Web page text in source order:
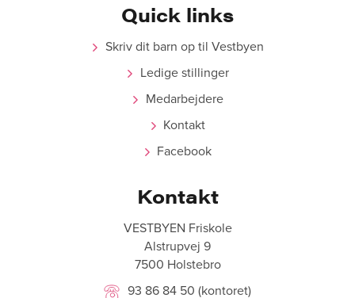
Quick links
Skriv dit barn op til Vestbyen
Ledige stillinger
Medarbejdere
Kontakt
Facebook
Kontakt
VESTBYEN Friskole
Alstrupvej 9
7500 Holstebro
93 86 84 50 (kontoret)